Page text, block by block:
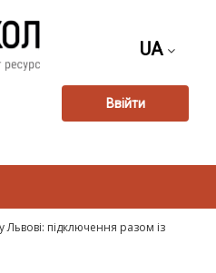
UA
Ввійти
підключення разом із